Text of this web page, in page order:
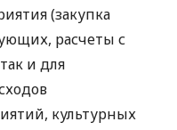
(закупка
расчеты с
и для
культурных